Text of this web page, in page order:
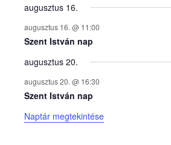
y
e
k
n
a
augusztus 16.
augusztus 16. @ 11:00
Szent István nap
augusztus 20.
augusztus 20. @ 16:30
Szent István nap
Naptár megtekintése